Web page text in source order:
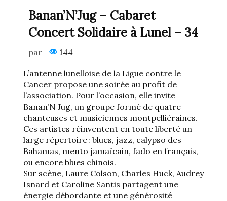
Banan’N’Jug – Cabaret
Concert Solidaire à Lunel – 34
par 144
L’antenne lunelloise de la Ligue contre le
Cancer propose une soirée au profit de
l’association. Pour l’occasion, elle invite
Banan’N Jug, un groupe formé de quatre
chanteuses et musiciennes montpelliéraines.
Ces artistes réinventent en toute liberté un
large répertoire : blues, jazz, calypso des
Bahamas, mento jamaïcain, fado en français,
ou encore blues chinois.
Sur scène, Laure Colson, Charles Huck, Audrey
Isnard et Caroline Santis partagent une
énergie débordante et une générosité